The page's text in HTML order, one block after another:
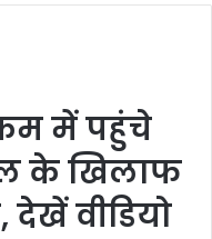
में पहुंचे
के खिलाफ
वीडियो